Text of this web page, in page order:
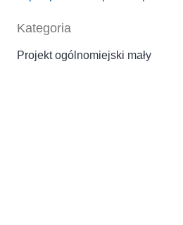
Kategoria
Projekt ogólnomiejski mały